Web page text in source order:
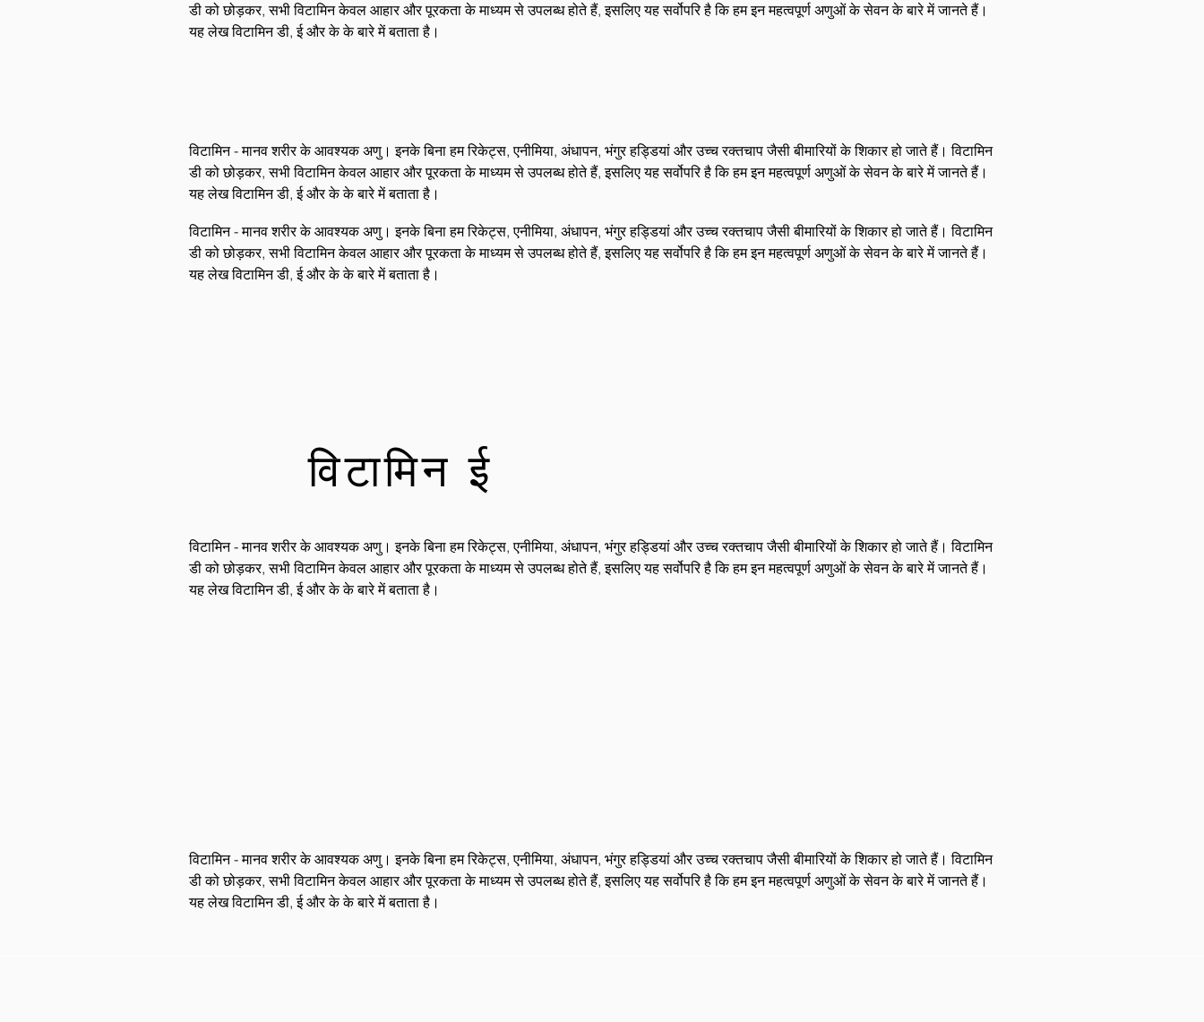
डी को छोड़कर, सभी विटामिन केवल आहार और पूरकता के माध्यम से उपलब्ध होते हैं, इसलिए यह सर्वोपरि है कि हम इन महत्वपूर्ण अणुओं के सेवन के बारे में जानते हैं।
यह लेख विटामिन डी, ई और के के बारे में बताता है।
विटामिन - मानव शरीर के आवश्यक अणु। इनके बिना हम रिकेट्स, एनीमिया, अंधापन, भंगुर हड्डियां और उच्च रक्तचाप जैसी बीमारियों के शिकार हो जाते हैं। विटामिन
डी को छोड़कर, सभी विटामिन केवल आहार और पूरकता के माध्यम से उपलब्ध होते हैं, इसलिए यह सर्वोपरि है कि हम इन महत्वपूर्ण अणुओं के सेवन के बारे में जानते हैं।
यह लेख विटामिन डी, ई और के के बारे में बताता है।
विटामिन - मानव शरीर के आवश्यक अणु। इनके बिना हम रिकेट्स, एनीमिया, अंधापन, भंगुर हड्डियां और उच्च रक्तचाप जैसी बीमारियों के शिकार हो जाते हैं। विटामिन
डी को छोड़कर, सभी विटामिन केवल आहार और पूरकता के माध्यम से उपलब्ध होते हैं, इसलिए यह सर्वोपरि है कि हम इन महत्वपूर्ण अणुओं के सेवन के बारे में जानते हैं।
यह लेख विटामिन डी, ई और के के बारे में बताता है।
विटामिन ई
विटामिन - मानव शरीर के आवश्यक अणु। इनके बिना हम रिकेट्स, एनीमिया, अंधापन, भंगुर हड्डियां और उच्च रक्तचाप जैसी बीमारियों के शिकार हो जाते हैं। विटामिन
डी को छोड़कर, सभी विटामिन केवल आहार और पूरकता के माध्यम से उपलब्ध होते हैं, इसलिए यह सर्वोपरि है कि हम इन महत्वपूर्ण अणुओं के सेवन के बारे में जानते हैं।
यह लेख विटामिन डी, ई और के के बारे में बताता है।
विटामिन - मानव शरीर के आवश्यक अणु। इनके बिना हम रिकेट्स, एनीमिया, अंधापन, भंगुर हड्डियां और उच्च रक्तचाप जैसी बीमारियों के शिकार हो जाते हैं। विटामिन
डी को छोड़कर, सभी विटामिन केवल आहार और पूरकता के माध्यम से उपलब्ध होते हैं, इसलिए यह सर्वोपरि है कि हम इन महत्वपूर्ण अणुओं के सेवन के बारे में जानते हैं।
यह लेख विटामिन डी, ई और के के बारे में बताता है।